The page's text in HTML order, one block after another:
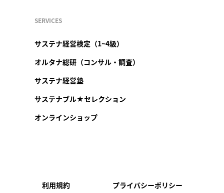
SERVICES
サステナ経営検定（1~4級）
オルタナ総研（コンサル・調査）
サステナ経営塾
サステナブル★セレクション
オンラインショップ
利用規約 プライバシーポリシー